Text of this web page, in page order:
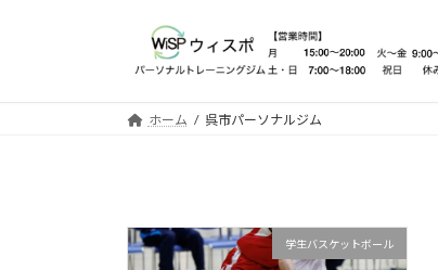
ホーム 呉市パーソナルジム
学生バスケットボール